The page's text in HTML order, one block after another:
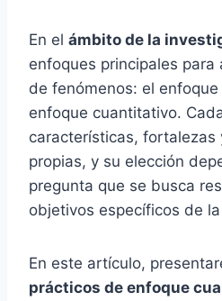
En el ámbito de la
enfoques principales
de fenómenos: el
enfoque cuantitativo.
características, fortalezas
propias, y su elección
pregunta que se busca
objetivos específicos de
En este artículo,
prácticos de enfoque